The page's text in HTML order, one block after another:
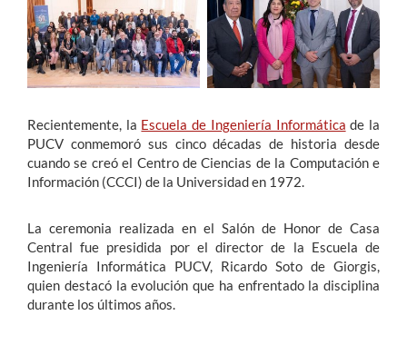
English
Recientemente, la Escuela de Ingeniería Informática de la
PUCV conmemoró sus cinco décadas de historia desde
cuando se creó el Centro de Ciencias de la Computación e
Información (CCCI) de la Universidad en 1972.
La ceremonia realizada en el Salón de Honor de Casa
Central fue presidida por el director de la Escuela de
Ingeniería Informática PUCV, Ricardo Soto de Giorgis,
quien destacó la evolución que ha enfrentado la disciplina
durante los últimos años.